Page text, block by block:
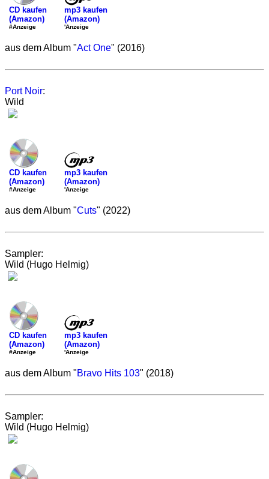
CD kaufen
(Amazon)
#Anzeige
mp3 kaufen
(Amazon)
'Anzeige
aus dem Album "Act One" (2016)
Port Noir:
Wild
CD kaufen
(Amazon)
#Anzeige
mp3 kaufen
(Amazon)
'Anzeige
aus dem Album "Cuts" (2022)
Sampler:
Wild (Hugo Helmig)
CD kaufen
(Amazon)
#Anzeige
mp3 kaufen
(Amazon)
'Anzeige
aus dem Album "Bravo Hits 103" (2018)
Sampler:
Wild (Hugo Helmig)